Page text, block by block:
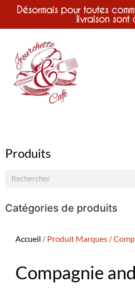
Désormais pour toutes
livraison sont
Produits
Catégories de produits
Accueil / Produit Marques /
Compagnie